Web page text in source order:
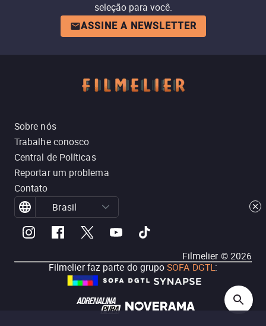
seleção para você.
ASSINE A NEWSLETTER
Sobre nós
Trabalhe conosco
Central de Políticas
Reportar um problema
Contato
Brasil
Filmelier ©2026
Filmelier faz parte do grupoSOFA DGTL: